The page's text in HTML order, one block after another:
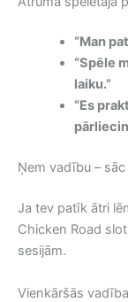
“Man
“Spēle
laiku.”
“Es
Ņem vadību –
Ja tev patīk ātri
Chicken Road
sesijām.
Vienkāršās